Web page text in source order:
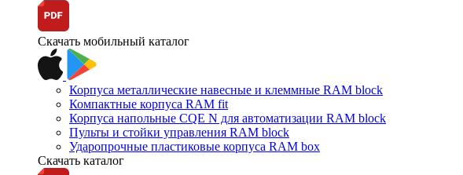
Скачать мобильный каталог
Корпуса металлические навесные и клеммные RAM block
Компактные корпуса RAM fit
Корпуса напольные CQE N для автоматизации RAM block
Пульты и стойки управления RAM block
Ударопрочные пластиковые корпуса RAM box
Скачать каталог